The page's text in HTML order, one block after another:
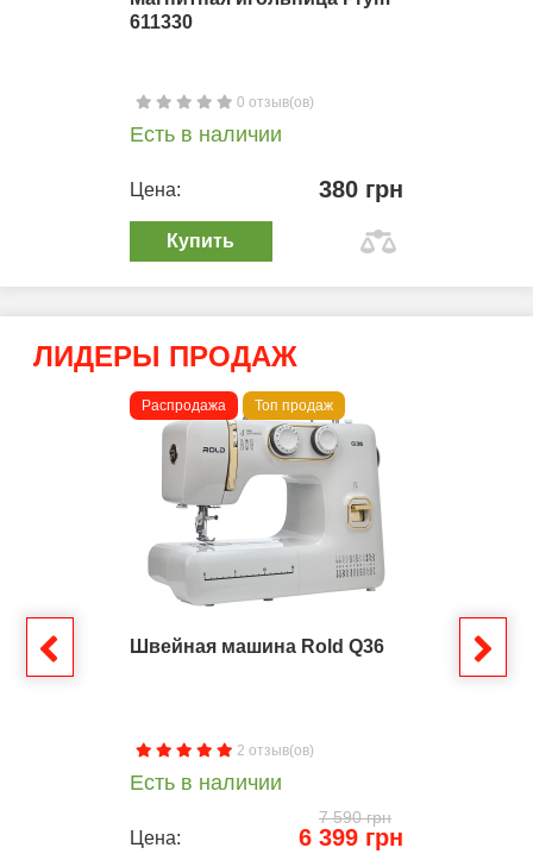
611330
0 отзыв(ов)
Есть в наличии
Цена: 380 грн
Купить
ЛИДЕРЫ ПРОДАЖ
Распродажа Топ продаж
Швейная машина Rold Q36
2 отзыв(ов)
Есть в наличии
7 590 грн
Цена: 6 399 грн